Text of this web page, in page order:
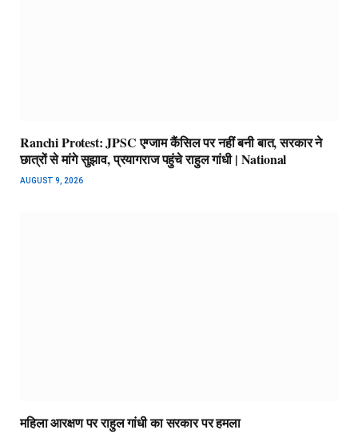
Ranchi Protest: JPSC एग्जाम कैंसिल पर नहीं बनी बात, सरकार ने
छात्रों से मांगे सुझाव, प्रयागराज पहुंचे राहुल गांधी | National
AUGUST 9, 2026
महिला आरक्षण पर राहुल गांधी का सरकार पर हमला